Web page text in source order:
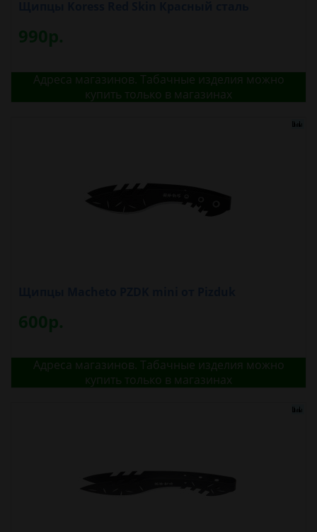
990р.
Адреса магазинов. Табачные изделия можно
купить только в магазинах
600р.
Адреса магазинов. Табачные изделия можно
купить только в магазинах